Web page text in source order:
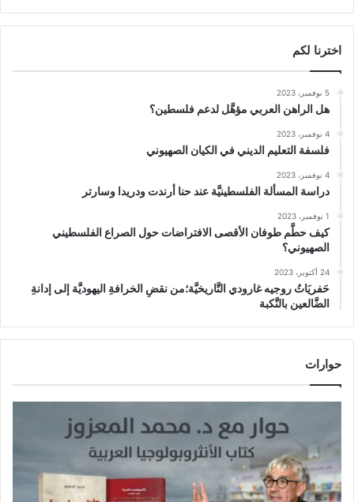
اخترنا لكم
5 نوفمبر، 2023
هل الراهن العربي مؤهَّل لدعم فلسطين؟
4 نوفمبر، 2023
فلسفة التعليم الديني في الكيان الصهيوني
4 نوفمبر، 2023
دراسة المسألة الفلسطينيَّة عند حنا أرندت ودريدا وسارتر
1 نوفمبر، 2023
كيف حطَّم طوفان الأقصى الافتراضات حول الصراع الفلسطيني
الصهيوني؟
24 أكتوبر، 2023
حَفريَاتُ روجيه غارودي التَّاريخيَّة؛من نقضِ الخرافةِ اليهوديَّة إلى إدانةِ
الضَّالعين بالنَّكبة
حوارات